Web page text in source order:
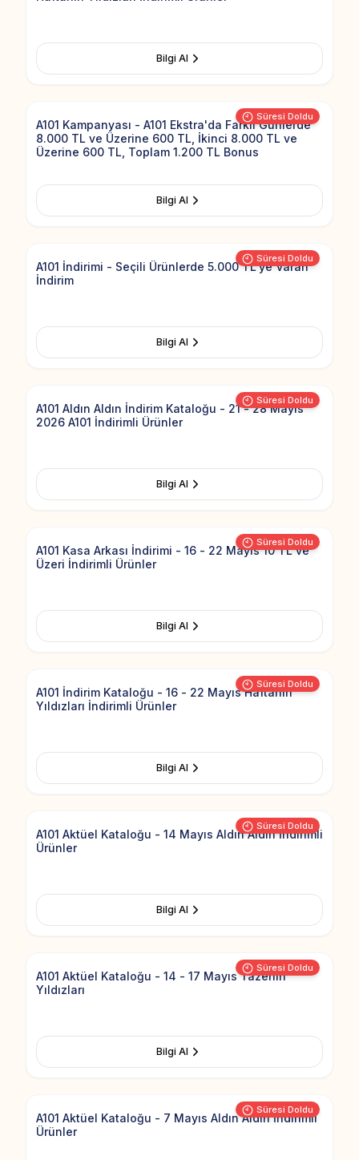
Bilgi Al
Süresi Doldu
Add to
A101 Kampanyası - A101 Ekstra'da Farklı Günlerde
8.000 TL ve Üzerine 600 TL, İkinci 8.000 TL ve
Üzerine 600 TL, Toplam 1.200 TL Bonus
Bilgi Al
Süresi Doldu
Add to
A101 İndirimi - Seçili Ürünlerde 5.000 TL'ye Varan
İndirim
Bilgi Al
Süresi Doldu
Add to
A101 Aldın Aldın İndirim Kataloğu - 21 - 28 Mayıs
2026 A101 İndirimli Ürünler
Bilgi Al
Süresi Doldu
Add to
A101 Kasa Arkası İndirimi - 16 - 22 Mayıs 10 TL ve
Üzeri İndirimli Ürünler
Bilgi Al
Süresi Doldu
Add to
A101 İndirim Kataloğu - 16 - 22 Mayıs Haftanın
Yıldızları İndirimli Ürünler
Bilgi Al
Süresi Doldu
Add to
A101 Aktüel Kataloğu - 14 Mayıs Aldın Aldın İndirimli
Ürünler
Bilgi Al
Süresi Doldu
Add to
A101 Aktüel Kataloğu - 14 - 17 Mayıs Tazenin
Yıldızları
Bilgi Al
Süresi Doldu
Add to
A101 Aktüel Kataloğu - 7 Mayıs Aldın Aldın İndirimli
Ürünler